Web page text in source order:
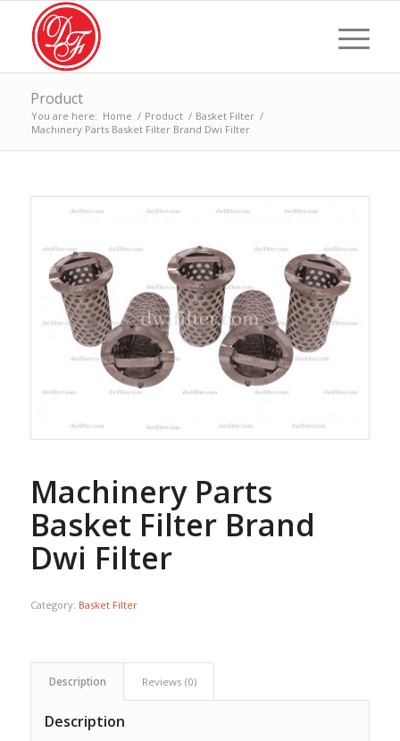
Product
You are here: Home / Product / Basket Filter /
Machinery Parts Basket Filter Brand Dwi Filter
Machinery Parts
Basket Filter Brand
Dwi Filter
Category: Basket Filter
Description Reviews (0)
Description